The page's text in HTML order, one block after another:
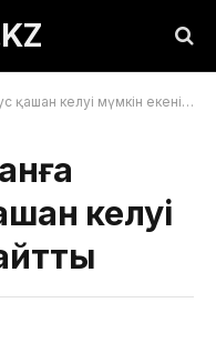
келуі мүмкін екенін айтты
келуі